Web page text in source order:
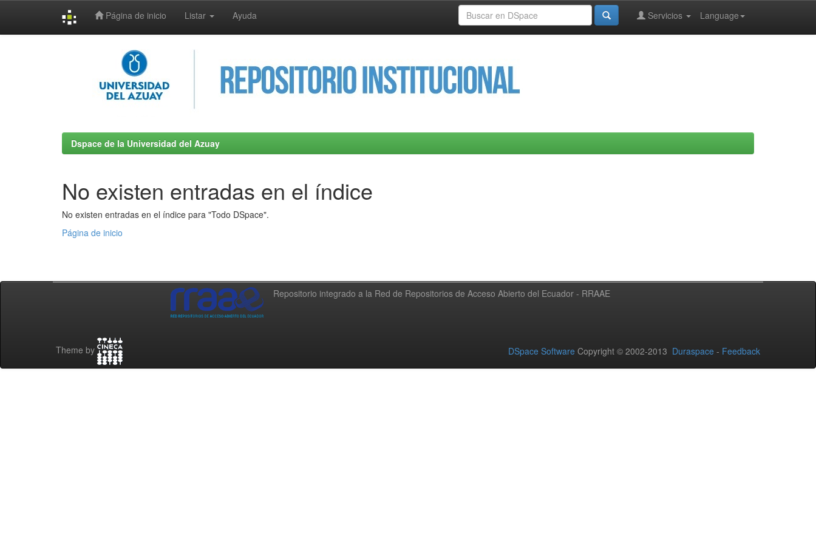
Página de inicio Listar Ayuda Language
Servicios
Dspace de la Universidad del Azuay
No existen entradas en el índice
No existen entradas en el índice para "Todo DSpace".
Página de inicio
Repositorio integrado a la Red de Repositorios de Acceso Abierto del Ecuador - RRAAE
Theme by DSpace Software Copyright © 2002-2013 Duraspace - Feedback